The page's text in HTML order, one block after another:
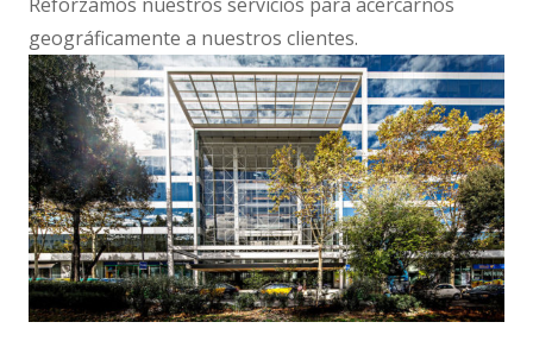
geográficamente a nuestros clientes.